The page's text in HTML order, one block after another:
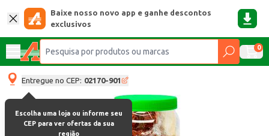
Baixe nosso novo app e ganhe descontos
exclusivos
0
Entregue no CEP: 02170-901
Escolha uma loja ou informe seu
CEP para ver ofertas da sua
região